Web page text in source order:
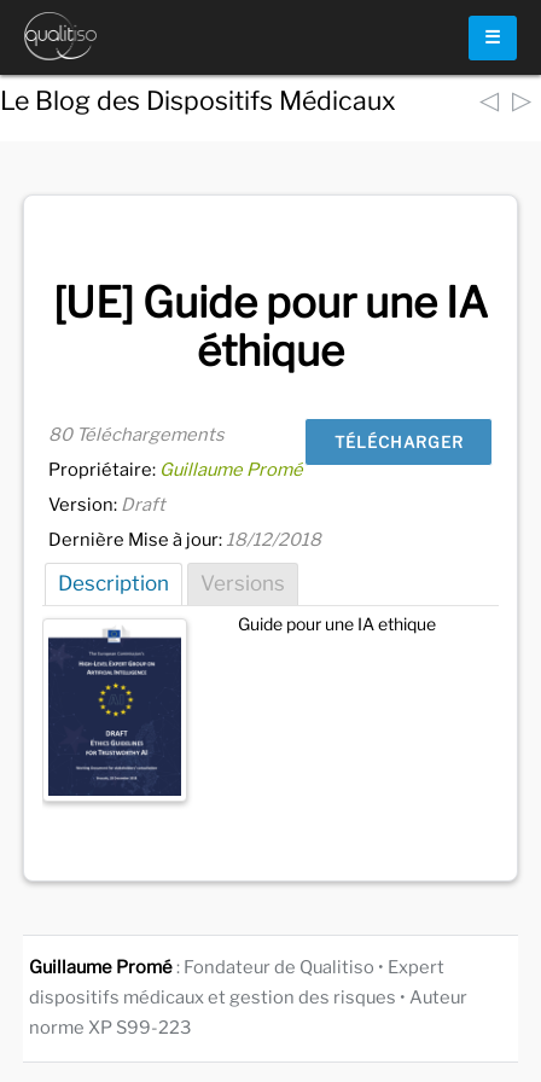
☰
Le Blog des Dispositifs Médicaux ◁ ▷
[UE] Guide pour une IA
éthique
TÉLÉCHARGER
80 Téléchargements
Propriétaire: Guillaume Promé
Version: Draft
Dernière Mise à jour: 18/12/2018
Description Versions
Guide pour une IA ethique
Guillaume Promé: Fondateur de Qualitiso • Expert
dispositifs médicaux et gestion des risques • Auteur
norme XP S99-223